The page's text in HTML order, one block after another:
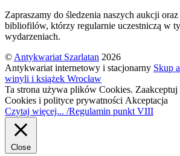
Zapraszamy do śledzenia naszych aukcji oraz
bibliofilów, którzy regularnie uczestniczą w
wydarzeniach.
© Antykwariat Szarlatan 2026
Antykwariat internetowy i stacjonarny Skup
winyli i książek Wrocław
Ta strona używa plików Cookies.
Cookies i polityce prywatności Akceptacja
Czytaj więcej... /Regulamin punkt VIII
Close